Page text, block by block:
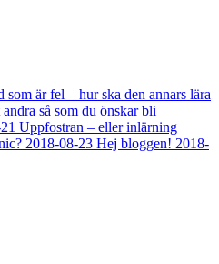
som är fel – hur ska den annars lära
så som du önskar bli
Uppfostran – eller inlärning
2018-08-23 Hej bloggen! 2018-